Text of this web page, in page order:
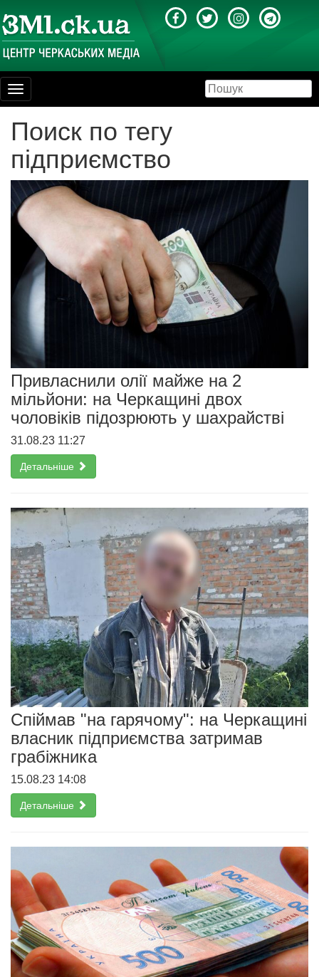
Toggle
navigation
Поиск по тегу
підприємство
Привласнили олії майже на 2
мільйони: на Черкащині двох
чоловіків підозрюють у шахрайстві
31.08.23 11:27
Детальніше
Спіймав "на гарячому": на Черкащині
власник підприємства затримав
грабіжника
15.08.23 14:08
Детальніше